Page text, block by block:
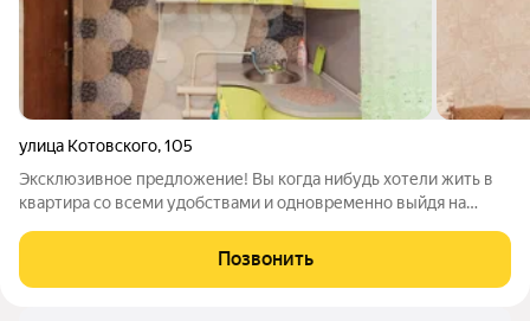
улица Котовского,105
Эксклюзивное предложение! Вы когда нибудь хотели жить в
квартира со всеми удобствами и одновременно выйдя на
,сидящих у подъезда! Тогда вы по адресу! Выдя из дома вы
увидите только прекрасный сад и
Позвонить